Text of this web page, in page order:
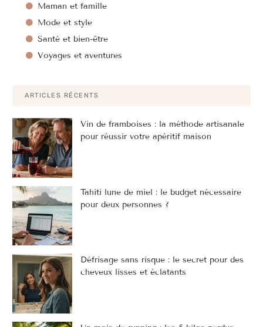
Maman et famille
Mode et style
Santé et bien-être
Voyages et aventures
ARTICLES RÉCENTS
Vin de framboises : la méthode artisanale
pour réussir votre apéritif maison
Tahiti lune de miel : le budget nécessaire
pour deux personnes ?
Défrisage sans risque : le secret pour des
cheveux lisses et éclatants